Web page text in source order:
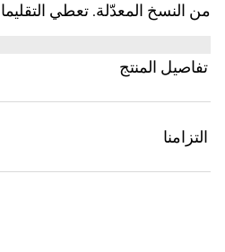
من النسخ المعدّلة. تعطي
المغامرة. يتم تقديم هذا
معتّق ويزدان بتقليم شريط ويب
تفاصيل المنتج
التزامنا